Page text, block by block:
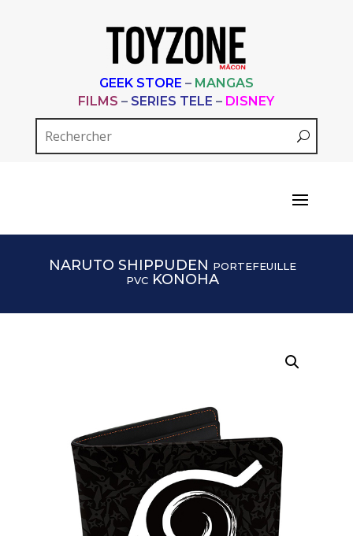
GEEK STORE – MANGAS
FILMS – SERIES TELE – DISNEY
NARUTO SHIPPUDEN portefeuille
pvc KONOHA